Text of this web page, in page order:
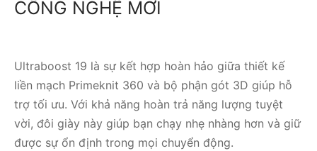
CÔNG NGHỆ MỚI
Ultraboost 19 là sự kết hợp hoàn hảo giữa thiết kế
liền mạch Primeknit 360 và bộ phận gót 3D giúp hỗ
trợ tối ưu. Với khả năng hoàn trả năng lượng tuyệt
vời, đôi giày này giúp bạn chạy nhẹ nhàng hơn và giữ
được sự ổn định trong mọi chuyển động.